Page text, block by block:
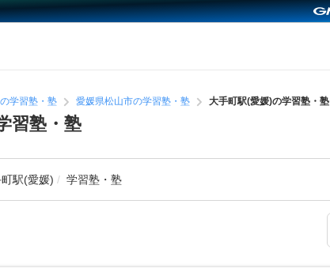
学習塾・塾 愛媛県松山市の学習塾・塾 大手町駅(愛媛)の学習塾・塾
習塾・塾
駅(愛媛) 学習塾・塾